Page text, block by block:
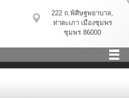
222 ถ.พิศิษฐพยาบาล,
ท่าตะเภา เมืองชุมพร
ชุมพร 86000